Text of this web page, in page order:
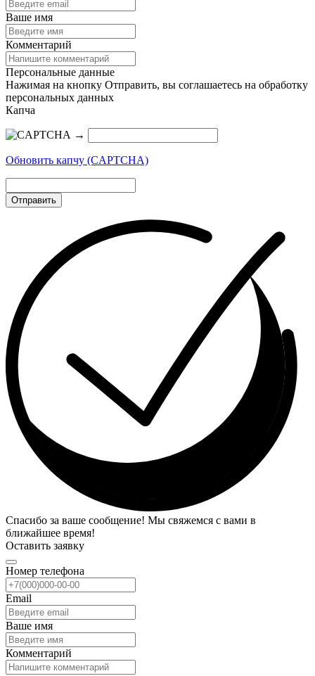
Ваше имя
Комментарий
Персональные данные
Нажимая на кнопку Отправить, вы соглашаетесь на обработку
персональных данных
Капча
→
Обновить капчу (CAPTCHA)
Отправить
Спасибо за ваше сообщение! Мы свяжемся с вами в
ближайшее время!
Оставить заявку
Номер телефона
Email
Ваше имя
Комментарий